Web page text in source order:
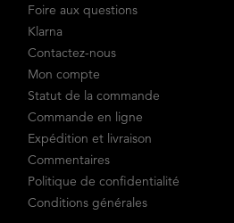
Foire aux questions
Klarna
Contactez-nous
Mon compte
Statut de la commande
Commande en ligne
Expédition et livraison
Commentaires
Politique de confidentialité
Conditions générales